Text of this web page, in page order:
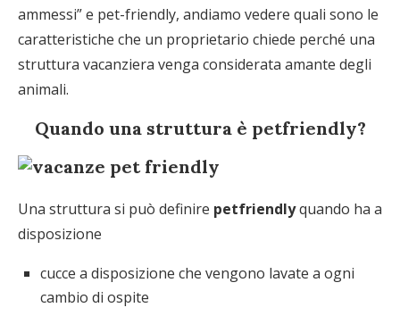
ammessi” e pet-friendly, andiamo vedere quali sono le
caratteristiche che un proprietario chiede perché una
struttura vacanziera venga considerata amante degli
animali.
Quando una struttura è petfriendly?
Una struttura si può definire petfriendlyquando ha a
disposizione
cucce a disposizione che vengono lavate a ogni
cambio di ospite